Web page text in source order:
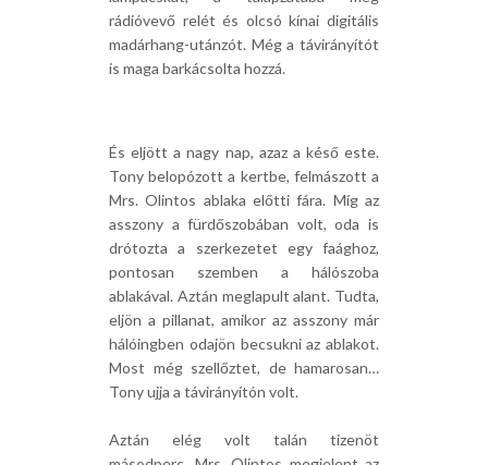
rádióvevő relét és olcsó kínai digitális
madárhang-utánzót. Még a távirányítót
is maga barkácsolta hozzá.
És eljött a nagy nap, azaz a késő este.
Tony belopózott a kertbe, felmászott a
Mrs. Olintos ablaka előtti fára. Míg az
asszony a fürdőszobában volt, oda is
drótozta a szerkezetet egy faághoz,
pontosan szemben a hálószoba
ablakával. Aztán meglapult alant. Tudta,
eljön a pillanat, amikor az asszony már
hálóingben odajön becsukni az ablakot.
Most még szellőztet, de hamarosan…
Tony ujja a távirányítón volt.
Aztán elég volt talán tizenöt